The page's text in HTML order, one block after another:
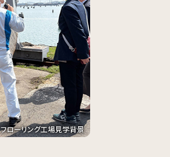
フローリング工場見学背景